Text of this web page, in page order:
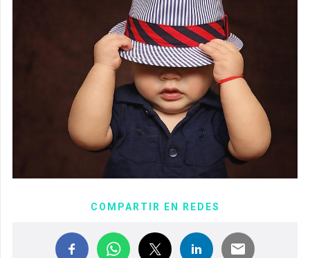
COMPARTIR EN REDES